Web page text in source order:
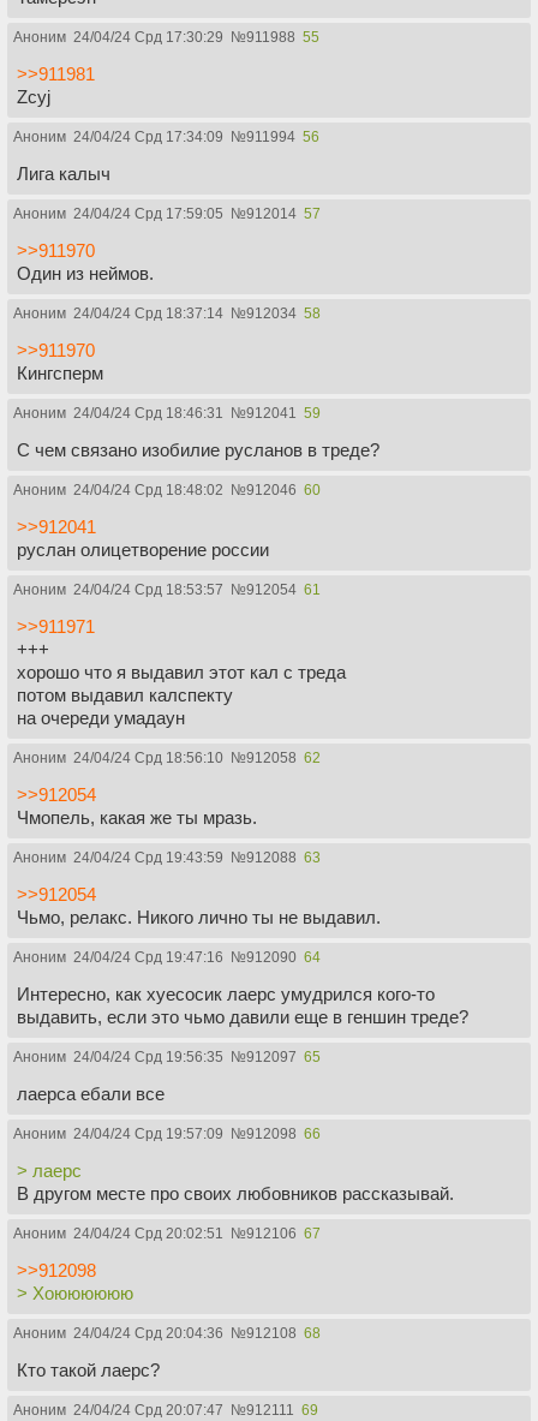
Аноним 24/04/24 Срд 17:30:29 №911988 55
>>911981
Zcyj
Аноним 24/04/24 Срд 17:34:09 №911994 56
Лига калыч
Аноним 24/04/24 Срд 17:59:05 №912014 57
>>911970
Один из неймов.
Аноним 24/04/24 Срд 18:37:14 №912034 58
>>911970
Кингсперм
Аноним 24/04/24 Срд 18:46:31 №912041 59
С чем связано изобилие русланов в треде?
Аноним 24/04/24 Срд 18:48:02 №912046 60
>>912041
руслан олицетворение россии
Аноним 24/04/24 Срд 18:53:57 №912054 61
>>911971
+++
хорошо что я выдавил этот кал с треда
потом выдавил калспекту
на очереди умадаун
Аноним 24/04/24 Срд 18:56:10 №912058 62
>>912054
Чмопель, какая же ты мразь.
Аноним 24/04/24 Срд 19:43:59 №912088 63
>>912054
Чьмо, релакс. Никого лично ты не выдавил.
Аноним 24/04/24 Срд 19:47:16 №912090 64
Интересно, как хуесосик лаерс умудрился кого-то
выдавить, если это чьмо давили еще в геншин треде?
Аноним 24/04/24 Срд 19:56:35 №912097 65
лаерса ебали все
Аноним 24/04/24 Срд 19:57:09 №912098 66
> лаерс
В другом месте про своих любовников рассказывай.
Аноним 24/04/24 Срд 20:02:51 №912106 67
>>912098
> Хоюююююю
Аноним 24/04/24 Срд 20:04:36 №912108 68
Кто такой лаерс?
Аноним 24/04/24 Срд 20:07:47 №912111 69